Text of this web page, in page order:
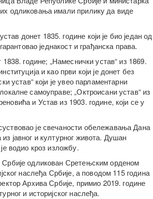
одликовања имали прилику да виде
донет 1835. године који је био један од
једнакост и грађанска права.
године; „Намеснички устав“ из 1869.
и као први који је донет без
устав“ који је увео парламентарни
самоуправе; „Октроисани устав“ из
и Устав из 1903. године, који се у
је свечаности обележавања Дана
јавног и културног живота. Душан
водио кроз изложбу.
одликован Сретењским орденом
наслеђа Србије, а поводом 115 година
Архива Србије, примио 2019. године
и историјског наслеђа.